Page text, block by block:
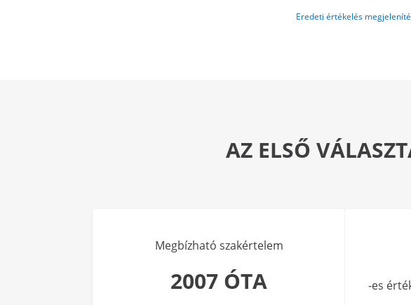
Eredeti értékelés
AZ ELSŐ
Megbízható szakértelem
2007 ÓTA -es